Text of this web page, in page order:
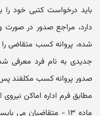
باید درخواست کتبی خود
دارد، مراجع صدور در صورت
شده، پروانه کسب متقاضی را
صدور پروانه کسب مکلفند پس
مطابق فرم اداره اماکن نیروی
ماده ۱۳ - متقاضیان